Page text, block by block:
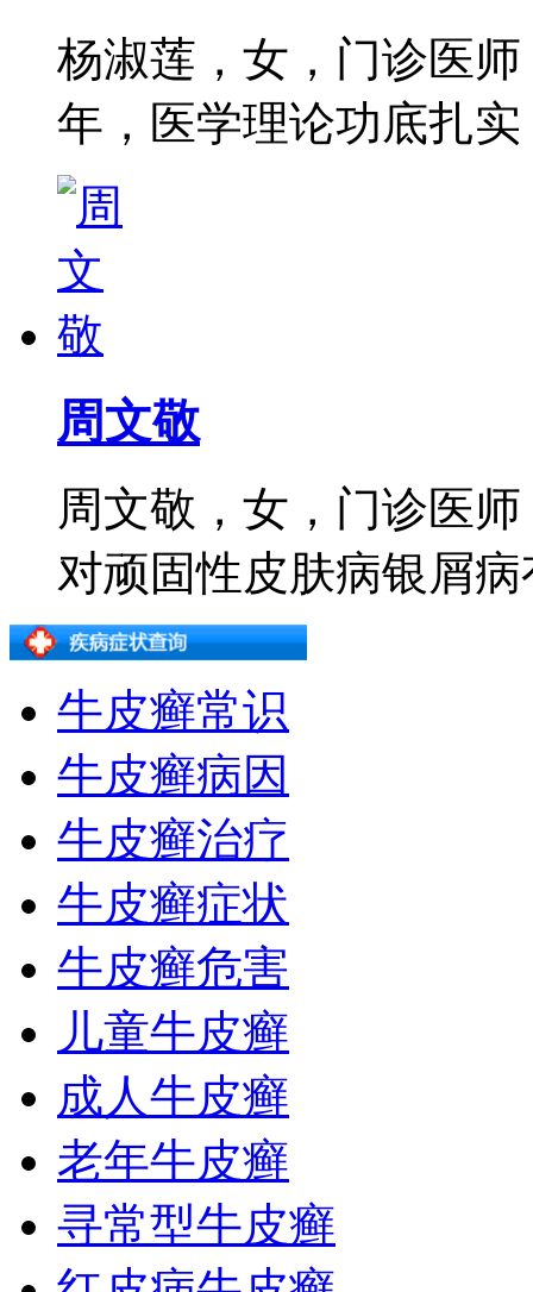
杨淑莲，女，门诊医
年，医学理论功底扎实
周文敬
周文敬，女，门诊医
对顽固性皮肤病银屑病
牛皮癣常识
牛皮癣病因
牛皮癣治疗
牛皮癣症状
牛皮癣危害
儿童牛皮癣
成人牛皮癣
老年牛皮癣
寻常型牛皮癣